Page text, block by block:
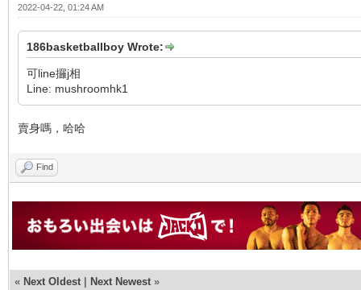
2022-04-22, 01:24 AM
186basketballboy Wrote:
可line攞j相
Line: mushroomhk1
賣身嗎，哈哈
Find
« Next Oldest | Next Newest »